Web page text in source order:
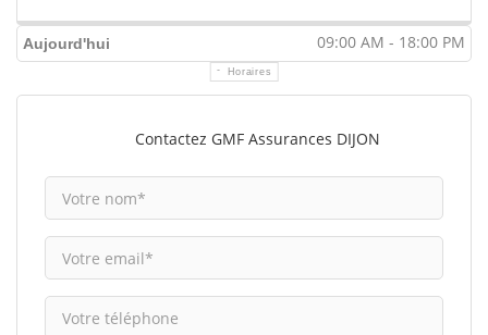
Aujourd'hui 09:00 AM - 18:00 PM
Horaires
Contactez GMF Assurances DIJON